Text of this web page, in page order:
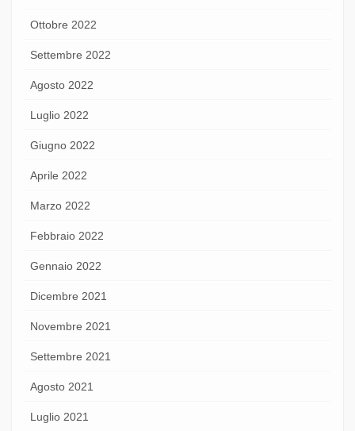
Ottobre 2022
Settembre 2022
Agosto 2022
Luglio 2022
Giugno 2022
Aprile 2022
Marzo 2022
Febbraio 2022
Gennaio 2022
Dicembre 2021
Novembre 2021
Settembre 2021
Agosto 2021
Luglio 2021